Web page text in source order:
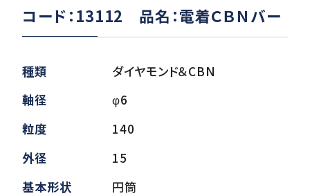
製品情報
事例紹介
ダウンロード
お客様サポート
コード：13112 品名：電着ＣＢＮバー
種類
ダイヤモンド＆CBN
軸径
φ6
粒度
140
外径
15
基本形状
円筒